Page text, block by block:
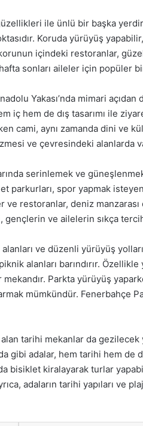
ile ünlü bir başka
Koruda yürüyüş
içindeki restoranlar,
sonları aileler için popüler
Yakası’nda mimari açıdan
iç hem de dış tasarımı ile
cami, aynı zamanda dini ve
ve çevresindeki alanlarda
serinlemek ve
parkurları, spor yapmak
ve restoranlar, deniz
gençlerin ve ailelerin sıkça
ve düzenli yürüyüş
alanları barındırır.
Parkta yürüyüş
mümkündür. Fenerbahçe
alan tarihi mekanlar da
gibi adalar, hem tarihi hem
bisiklet kiralayarak turlar
adaların tarihi yapıları ve